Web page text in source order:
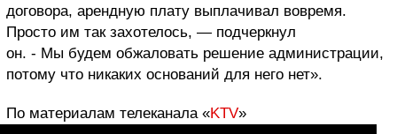
договора, арендную плату выплачивал вовремя.
Просто им так захотелось, — подчеркнул
он. - Мы будем обжаловать решение администрации,
потому что никаких оснований для него нет».
По материалам телеканала «KTV»